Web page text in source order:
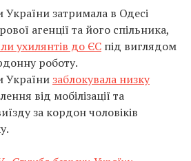
України затримала в Одесі
агенції та його спільника,
ухилянтів до ЄС під виглядом
роботу.
Українизаблокувала низку
від мобілізації та
за кордон чоловіків